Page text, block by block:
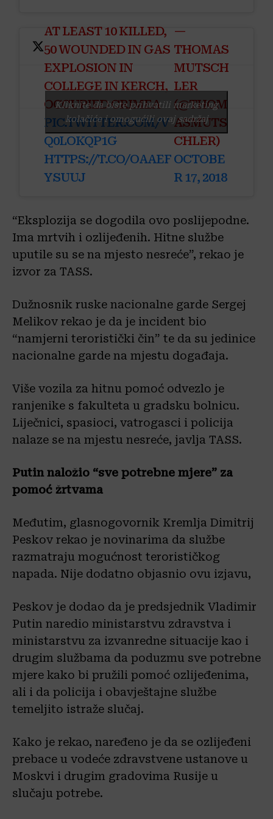
AT LEAST 10 KILLED,
50 WOUNDED IN GAS
EXPLOSION IN
COLLEGE IN KERCH,
OCCUPIED CRIMEA
PIC.TWITTER.COM/V
Q0LOKQP1G
HTTPS://T.CO/OAAEF
YSUUJ
—
THOMAS
MUTSCH
LER
(@THOM
ASMUTS
CHLER)
OCTOBE
R 17, 2018
Kliknite da biste prihvatili marketing
kolačiće i omogućili ovaj sadržaj
“Eksplozija se dogodila ovo poslijepodne.
Ima mrtvih i ozlijeđenih. Hitne službe
uputile su se na mjesto nesreće”, rekao je
izvor za TASS.
Dužnosnik ruske nacionalne garde Sergej
Melikov rekao je da je incident bio
“namjerni teroristički čin” te da su jedinice
nacionalne garde na mjestu događaja.
Više vozila za hitnu pomoć odvezlo je
ranjenike s fakulteta u gradsku bolnicu.
Liječnici, spasioci, vatrogasci i policija
nalaze se na mjestu nesreće, javlja TASS.
Putin naložio “sve potrebne mjere” za
pomoć žrtvama
Međutim, glasnogovornik Kremlja Dimitrij
Peskov rekao je novinarima da službe
razmatraju mogućnost terorističkog
napada. Nije dodatno objasnio ovu izjavu,
Peskov je dodao da je predsjednik Vladimir
Putin naredio ministarstvu zdravstva i
ministarstvu za izvanredne situacije kao i
drugim službama da poduzmu sve potrebne
mjere kako bi pružili pomoć ozlijeđenima,
ali i da policija i obavještajne službe
temeljito istraže slučaj.
Kako je rekao, naređeno je da se ozlijeđeni
prebace u vodeće zdravstvene ustanove u
Moskvi i drugim gradovima Rusije u
slučaju potrebe.